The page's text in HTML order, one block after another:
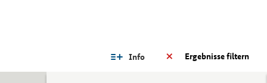
Ergebnisse filtern
Info